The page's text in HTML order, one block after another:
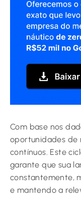
Com base nos
oportunidades de
contínuos. Este
garante que sua
constantemente,
e mantendo a